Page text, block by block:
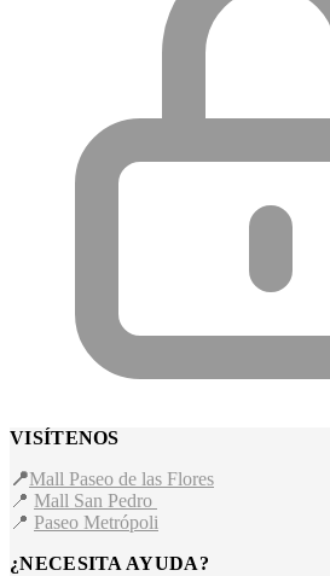
VISÍTENOS
📍Mall Paseo de las Flores
📍 Mall San Pedro
📍 Paseo Metrópoli
¿NECESITA AYUDA?